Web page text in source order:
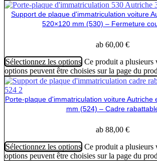
Support de plaque d'immatriculation voiture
520×120 mm (530) – Fermeture
ab 60,00 €
Sélectionnez les options Ce produit a plusieurs
options peuvent être choisies sur la page du
Porte-plaque d'immatriculation voiture Autriche
mm (524) – Cadre
ab 88,00 €
Sélectionnez les options Ce produit a plusieurs
options peuvent être choisies sur la page du